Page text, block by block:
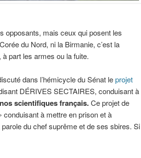
opposants, mais ceux qui posent les
du Nord, ni la Birmanie, c’est la
part les armes ou la fuite.
dans l’hémicycle du Sénat leprojet
DÉRIVES SECTAIRES, conduisant à
scientifiques français.Ce projet de
à mettre en prison et à
du chef suprême et de ses sbires. Si